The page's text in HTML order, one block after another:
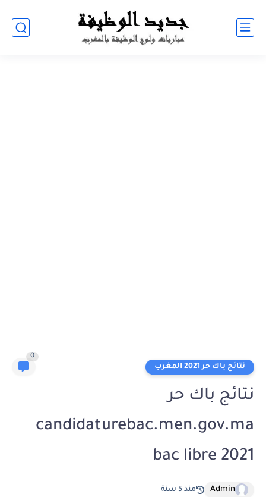
نتائج باك حر 2021 المغرب
0
نتائج باك حر
candidaturebac.men.gov.ma
bac libre 2021
Admin منذ 5 سنة